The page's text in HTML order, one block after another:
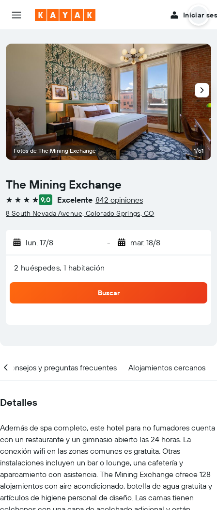
Iniciar
The Mining Exchange
4 estrellas9,0 Excelente 842 opiniones
8 South Nevada Avenue, Colorado Springs, CO
lun. 17/8 - mar. 18/8
2 huéspedes, 1 habitación
Buscar
Fotos de The Mining Exchange 1/51
Consejos y preguntas frecuentes Alojamientos cercanos
Detalles
Además de spa completo, este hotel para no fumadores cuenta
con un restaurante y un gimnasio abierto las 24 horas. La
conexión wifi en las zonas comunes es gratuita. Otras
instalaciones incluyen un bar o lounge, una cafetería y
aparcamiento con asistencia. The Mining Exchange ofrece 128
alojamientos con aire acondicionado, botella de agua gratuita y
artículos de higiene personal de diseño. Las camas tienen